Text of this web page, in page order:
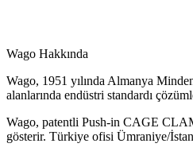
Wago Hakkında
Wago, 1951 yılında Almanya
alanlarında endüstri standardı
Wago, patentli Push-in CAGE
gösterir. Türkiye ofisi Ümraniye/